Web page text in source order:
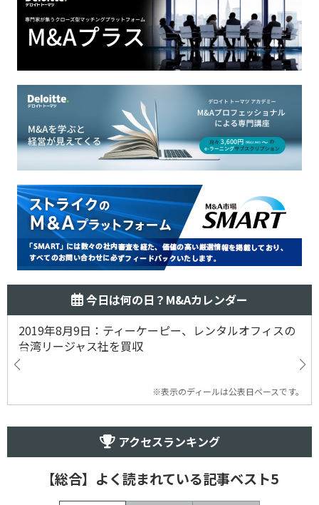
今日は何の日？M&Aカレンダー
2019年8月9日：ティーケーピー、レンタルオフィスの
台湾リージャス社を買収
※表示のディールは公表日ベースです。
アクセスランキング
【総合】よく読まれている記事ベスト5